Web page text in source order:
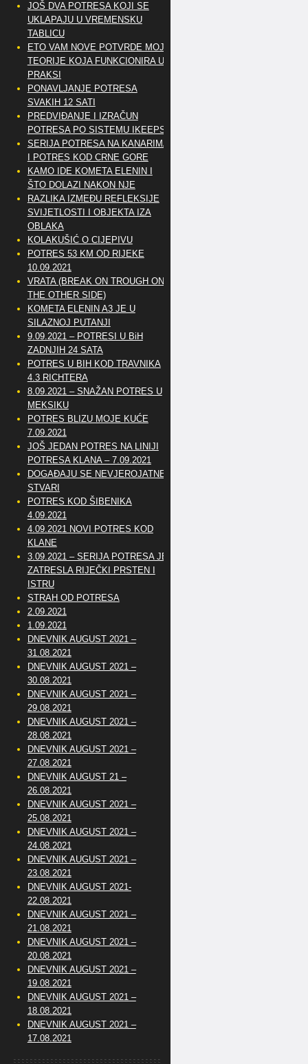
JOŠ DVA POTRESA KOJI SE
UKLAPAJU U VREMENSKU
TABLICU
ETO VAM NOVE POTVRDE MOJE
TEORIJE KOJA FUNKCIONIRA U
PRAKSI
PONAVLJANJE POTRESA
SVAKIH 12 SATI
PREDVIĐANJE I IZRAČUN
POTRESA PO SISTEMU IKEEPS
SERIJA POTRESA NA KANARIMA
I POTRES KOD CRNE GORE
KAMO IDE KOMETA ELENIN I
ŠTO DOLAZI NAKON NJE
RAZLIKA IZMEĐU REFLEKSIJE
SVIJETLOSTI I OBJEKTA IZA
OBLAKA
KOLAKUŠIĆ O CIJEPIVU
POTRES 53 KM OD RIJEKE
10.09.2021
VRATA (BREAK ON TROUGH ON
THE OTHER SIDE)
KOMETA ELENIN A3 JE U
SILAZNOJ PUTANJI
9.09.2021 – POTRESI U BiH
ZADNJIH 24 SATA
POTRES U BIH KOD TRAVNIKA
4.3 RICHTERA
8.09.2021 – SNAŽAN POTRES U
MEKSIKU
POTRES BLIZU MOJE KUĆE
7.09.2021
JOŠ JEDAN POTRES NA LINIJI
POTRESA KLANA – 7.09.2021
DOGAĐAJU SE NEVJEROJATNE
STVARI
POTRES KOD ŠIBENIKA
4.09.2021
4.09.2021 NOVI POTRES KOD
KLANE
3.09.2021 – SERIJA POTRESA JE
ZATRESLA RIJEČKI PRSTEN I
ISTRU
STRAH OD POTRESA
2.09.2021
1.09.2021
DNEVNIK AUGUST 2021 –
31.08.2021
DNEVNIK AUGUST 2021 –
30.08.2021
DNEVNIK AUGUST 2021 –
29.08.2021
DNEVNIK AUGUST 2021 –
28.08.2021
DNEVNIK AUGUST 2021 –
27.08.2021
DNEVNIK AUGUST 21 –
26.08.2021
DNEVNIK AUGUST 2021 –
25.08.2021
DNEVNIK AUGUST 2021 –
24.08.2021
DNEVNIK AUGUST 2021 –
23.08.2021
DNEVNIK AUGUST 2021-
22.08.2021
DNEVNIK AUGUST 2021 –
21.08.2021
DNEVNIK AUGUST 2021 –
20.08.2021
DNEVNIK AUGUST 2021 –
19.08.2021
DNEVNIK AUGUST 2021 –
18.08.2021
DNEVNIK AUGUST 2021 –
17.08.2021